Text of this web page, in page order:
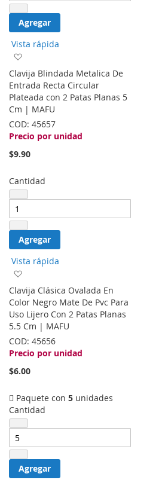
Agregar
Vista rápida
la
lista
de
deseos
Clavija Blindada Metalica De
Entrada Recta Circular
Plateada con 2 Patas Planas 5
Cm | MAFU
COD: 45657
Precio por unidad
$9.90
Cantidad
Agregar
Vista rápida
la
lista
de
deseos
Clavija Clásica Ovalada En
Color Negro Mate De Pvc Para
Uso Lijero Con 2 Patas Planas
5.5 Cm | MAFU
COD: 45656
Precio por unidad
$6.00
Paquete con 5 unidades
Cantidad
Agregar